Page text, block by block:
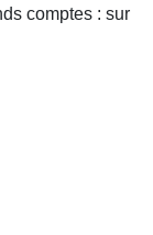
comptes : sur